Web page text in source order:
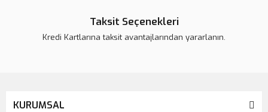
Taksit Seçenekleri
Kredi Kartlarına taksit avantajlarından yararlanın.
KURUMSAL